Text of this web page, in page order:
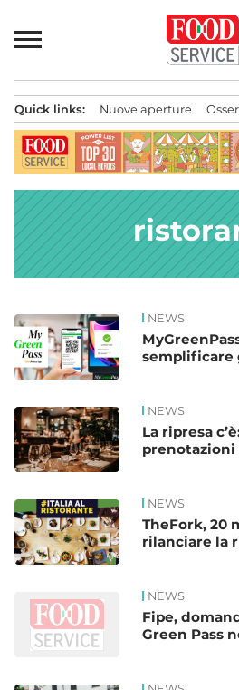
al
contenuto
principale
Quick links: Nuove aperture
News NEWS
semplificare
NEWS
La ripresa
NEWS
TheFork, 20
rilanciare la
NEWS
Fipe,
Green Pass